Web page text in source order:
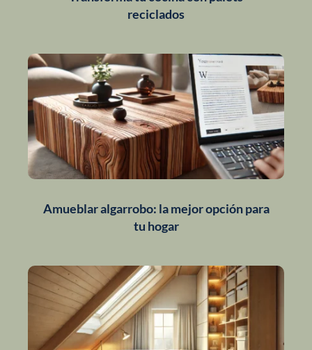
reciclados
Amueblar algarrobo: la mejor opción para
tu hogar